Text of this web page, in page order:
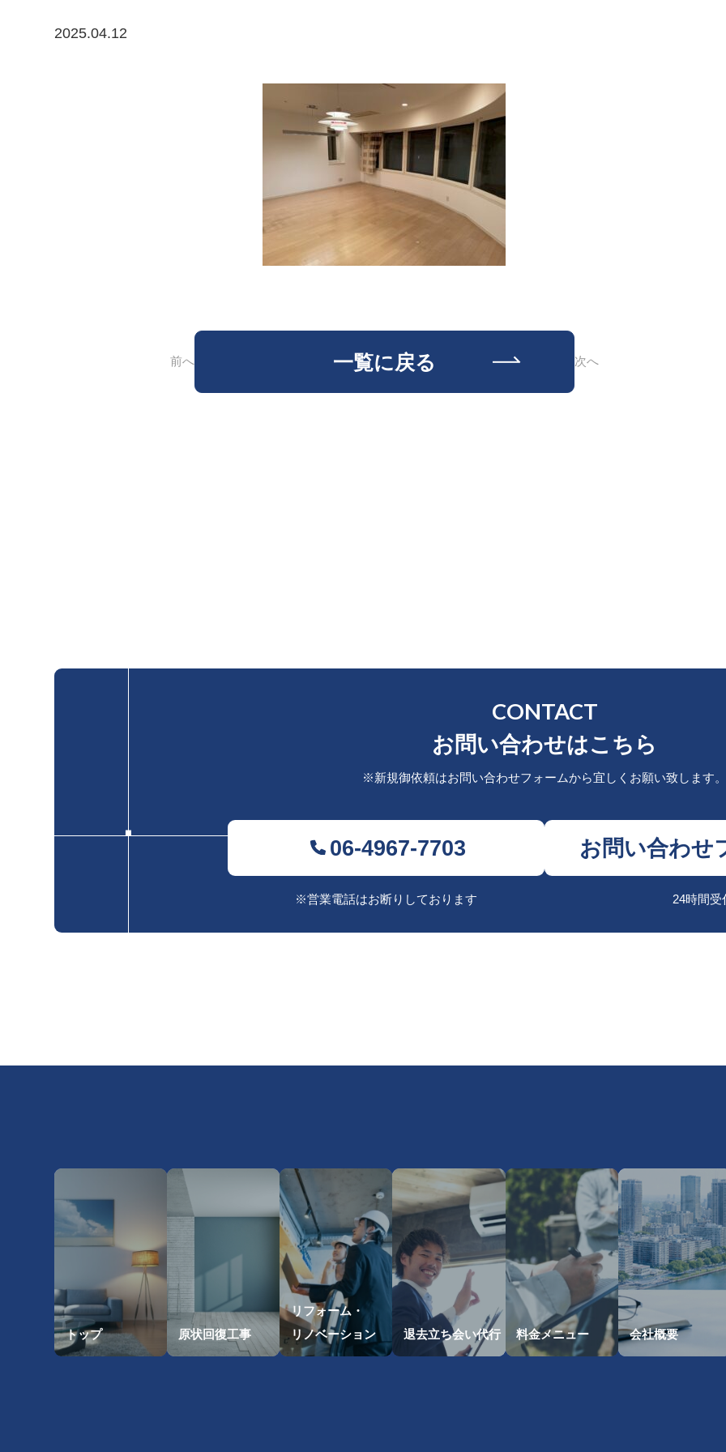
2025.04.12
前へ 一覧に戻る 次へ
CONTACT
お問い合わせはこちら
※新規御依頼はお問い合わせフォームから宜しくお願い致します。
お問い合わせ
24時間受
06-4967-7703
※営業電話はお断りしております
トップ 原状回復工事
リフォーム・
リノベーション
退去立ち会い代行 料金メニュー 会社概要